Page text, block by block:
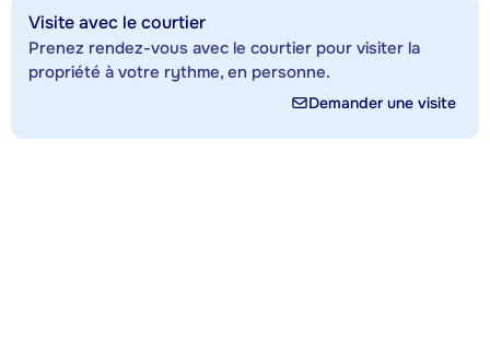
Visite avec le courtier
Prenez rendez-vous avec le courtier pour visiter la
propriété à votre rythme, en personne.
Demander une visite